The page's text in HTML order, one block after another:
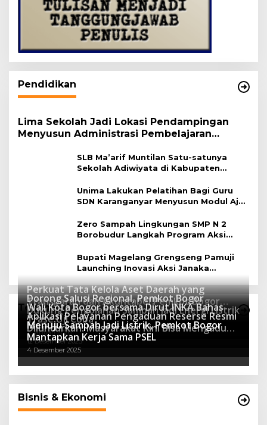
Pendidikan
Lima Sekolah Jadi Lokasi Pendampingan
Menyusun Administrasi Pembelajaran
SLB Ma’arif Muntilan Satu-satunya
Sekolah Adiwiyata di Kabupaten
Unima Lakukan Pelatihan Bagi Guru
SDN Karanganyar Menyusun Modul Ajar
Zero Sampah Lingkungan SMP N 2
Borobudur Langkah Program Aksi
Bupati Magelang Grengseng Pamuji
Launching Inovasi Aksi Janaka
Program Sekolah Adiwiyata
Teknologi
Perkuat Tata Kelola Aset Daerah yang
Transparan dan Akuntabel Pemkot Bogor
Luncurkan SIMASDA
8 Juli 2026
Dorong Salusi Regional, Pemkot Bogor
Dukung Pengolahan Sampah Jadi Energi Listrik
8 April 2026
Wali Kota Bogor bersama Dirut INKA Bahas
Trase Uji Coba
7 Januari 2026
Aplikasi Pelayanan Pengaduan Reserse Resmi
Diluncurkan: Masyarakat Kini Bisa Mengadu
Lebih Cepat, Mudah, dan Terintegrasi
12 Desember 2025
Menuju Sampah Jadi Listrik, Pemkot Bogor
Mantapkan Kerja Sama PSEL
4 Desember 2025
Bisnis & Ekonomi